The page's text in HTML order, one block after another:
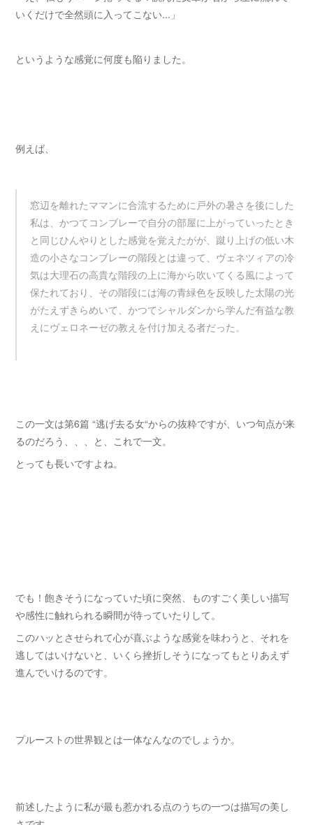
いくだけで全然頭に入ってこない...」
というような感覚に何度も陥りました。
例えば、
窓辺を離れたママンに合流するために戸外の暑さを後にした
私は、かつてコンブレーで自分の部屋に上がっていったとき
と同じひんやりとした感覚を覚えたがが、蹴り上げの低い木
造の小さなコンブレーの階段とは違って、ヴェネツィアの冷
気は大理石の高貴な階段の上に海から吹いてくる風によって
保たれており、その階段には海の青緑色を反映した太陽の光
がたえずきらめいて、かつてシャルダンから学んだ有益な教
えにヴェロネーゼの教えを付け加える者だった。
この一文は第6篇 “逃げ去る女“からの抜粋ですが、いつ句点が来
るのだろう、、、と、これで一文。
とっても長いですよね。
でも！飽きそうになっていた頃に突然、ものすごく美しい描写
や感性に触れられる瞬間が待っていたりして。
このハッとさせられて心が喜ぶような感覚を味わうと、それを
逃してはいけないと、いくら挫折しそうになってもとりあえず
進んでいけるのです。
プルーストの世界観とは一体なんなのでしょうか。
前述したように私が最も惹かれる点のうちの一つは描写の美し